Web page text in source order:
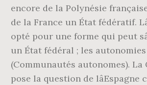
encore de la Polynésie
de la France un État fédératif.
opté pour une forme qui peut
un État fédéral ; les autonomies
(Communautés autonomes). La
pose la question de lâEspagne